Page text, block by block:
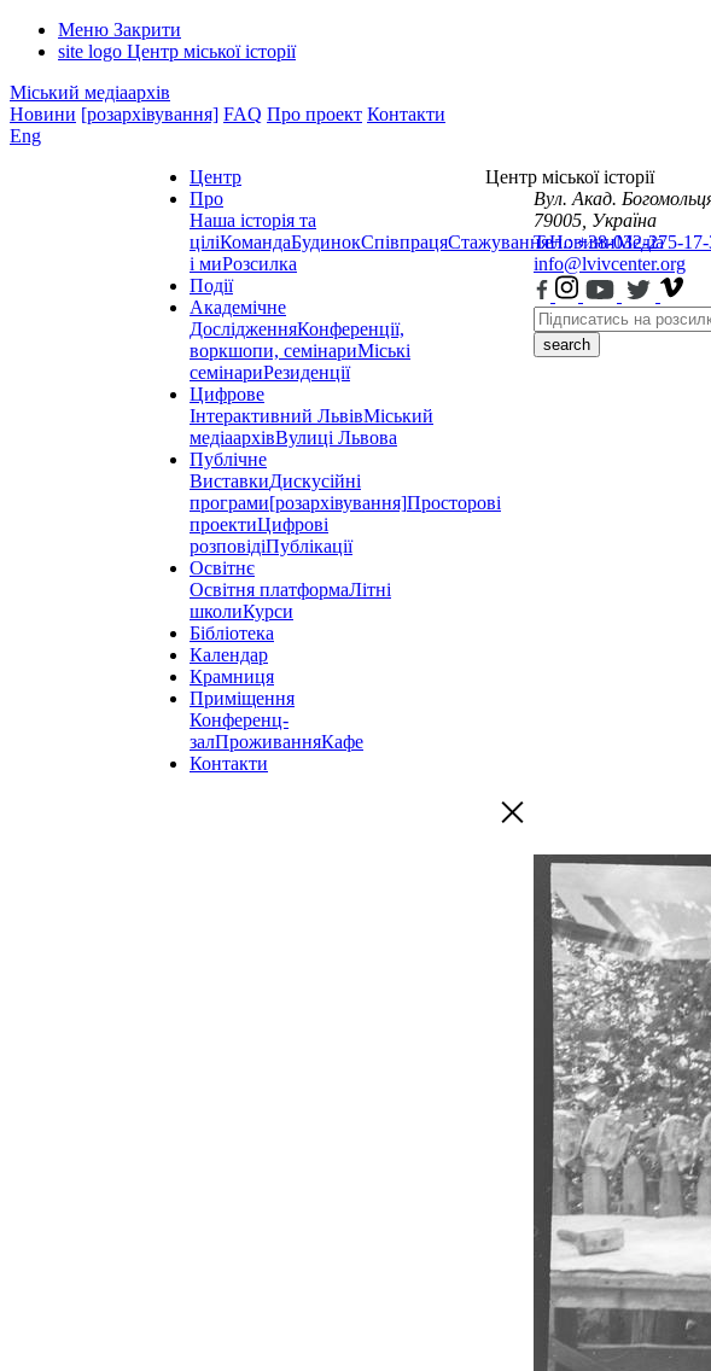
Меню Закрити
site logo Центр міської історії
Міський медіаархів
Новини [розархівування] FAQ Про проект Контакти
Eng
Центр
Про
Наша історія та
ціліКомандаБудинокСпівпрацяСтажуванняНовиниМедіа
і миРозсилка
Події
Академічне
ДослідженняКонференції,
воркшопи, семінариМіські
семінариРезиденції
Цифрове
Інтерактивний ЛьвівМіський
медіаархівВулиці Львова
Публічне
ВиставкиДискусійні
програми[розархівування]Просторові
проектиЦифрові
розповідіПублікації
Освітнє
Освітня платформаЛітні
школиКурси
Бібліотека
Календар
Крамниця
Приміщення
Конференц-
залПроживанняКафе
Контакти
Центр міської історії
Вул. Акад.
79005, Україна
Тел.: +38-032-275-
info@lvivcenter.org
search